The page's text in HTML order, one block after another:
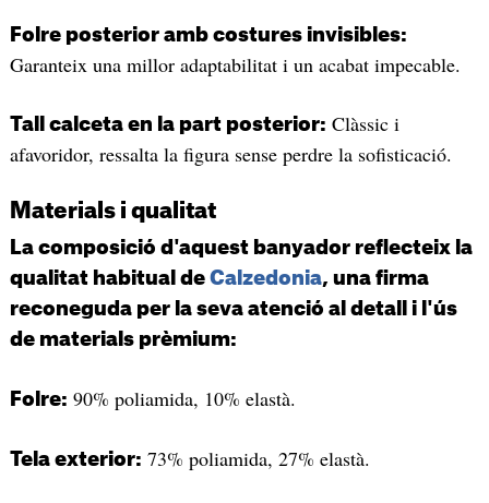
Folre posterior amb costures invisibles:
Garanteix una millor adaptabilitat i un acabat impecable.
Tall calceta en la part posterior: Clàssic i
afavoridor, ressalta la figura sense perdre la sofisticació.
Materials i qualitat
La composició d'aquest banyador reflecteix la
qualitat habitual de Calzedonia, una firma
reconeguda per la seva atenció al detall i l'ús
de materials prèmium:
Folre: 90% poliamida, 10% elastà.
Tela exterior: 73% poliamida, 27% elastà.